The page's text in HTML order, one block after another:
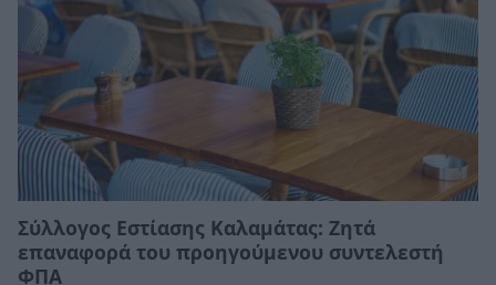
Σύλλογος Εστίασης Καλαμάτας: Ζητά
επαναφορά του προηγούμενου συντελεστή
ΦΠΑ